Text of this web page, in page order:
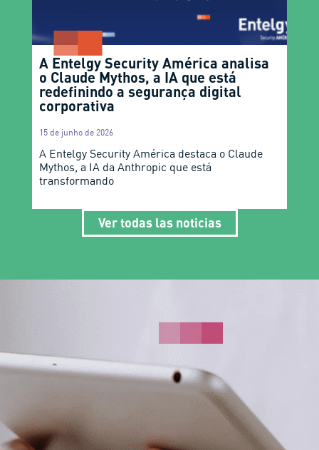
A Entelgy Security América analisa
o Claude Mythos, a IA que está
redefinindo a segurança digital
corporativa
15 de junho de 2026
A Entelgy Security América destaca o Claude
Mythos, a IA da Anthropic que está
transformando
Ver todas las noticias